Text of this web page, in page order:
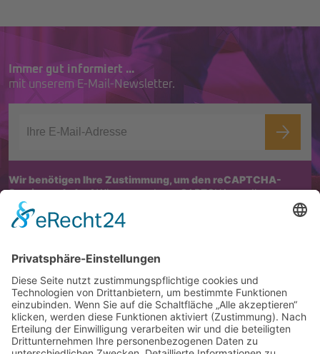
Immer gut informiert ...
mit unserem E-Mail-Newsletter.
Wir benötigen Ihre Zustimmung, um den reCAPTCHA-
Service zu laden!Wir verwenden reCAPTCHA, um Ihre
eingegebenen Informationen zu überprüfen. Dieser Service kann
Daten zu Ihren Aktivitäten sammeln. Bitte
lesen Sie die Details durch
Impressum/Kontakt
Datenschutz